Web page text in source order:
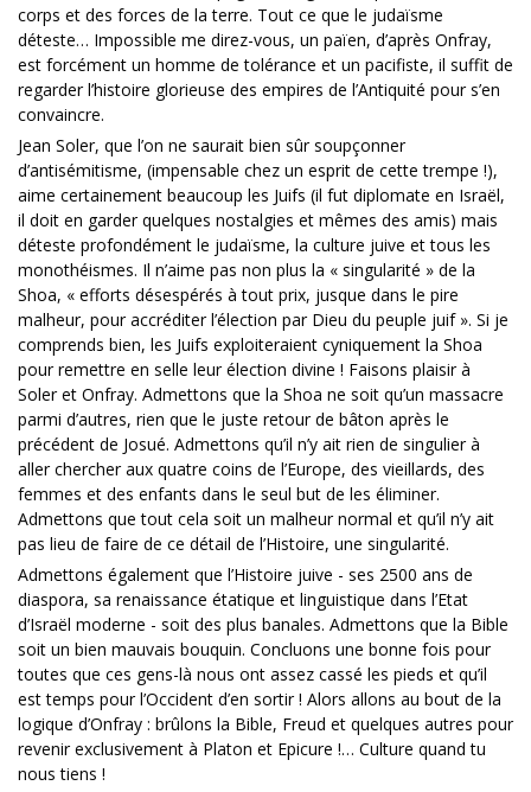
corps et des forces de la terre. Tout ce que le judaïsme
déteste… Impossible me direz-vous, un païen, d’après Onfray,
est forcément un homme de tolérance et un pacifiste, il suffit de
regarder l’histoire glorieuse des empires de l’Antiquité pour s’en
convaincre.
Jean Soler, que l’on ne saurait bien sûr soupçonner
d’antisémitisme, (impensable chez un esprit de cette trempe !),
aime certainement beaucoup les Juifs (il fut diplomate en Israël,
il doit en garder quelques nostalgies et mêmes des amis) mais
déteste profondément le judaïsme, la culture juive et tous les
monothéismes. Il n’aime pas non plus la « singularité » de la
Shoa, « efforts désespérés à tout prix, jusque dans le pire
malheur, pour accréditer l’élection par Dieu du peuple juif ». Si je
comprends bien, les Juifs exploiteraient cyniquement la Shoa
pour remettre en selle leur élection divine ! Faisons plaisir à
Soler et Onfray. Admettons que la Shoa ne soit qu’un massacre
parmi d’autres, rien que le juste retour de bâton après le
précédent de Josué. Admettons qu’il n’y ait rien de singulier à
aller chercher aux quatre coins de l’Europe, des vieillards, des
femmes et des enfants dans le seul but de les éliminer.
Admettons que tout cela soit un malheur normal et qu’il n’y ait
pas lieu de faire de ce détail de l’Histoire, une singularité.
Admettons également que l’Histoire juive - ses 2500 ans de
diaspora, sa renaissance étatique et linguistique dans l’Etat
d’Israël moderne - soit des plus banales. Admettons que la Bible
soit un bien mauvais bouquin. Concluons une bonne fois pour
toutes que ces gens-là nous ont assez cassé les pieds et qu’il
est temps pour l’Occident d’en sortir ! Alors allons au bout de la
logique d’Onfray : brûlons la Bible, Freud et quelques autres pour
revenir exclusivement à Platon et Epicure !… Culture quand tu
nous tiens !